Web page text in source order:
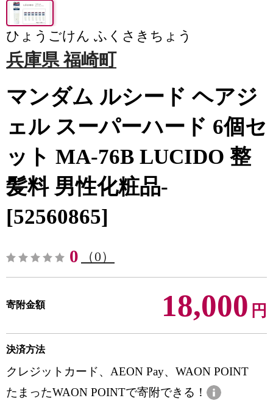
ひょうごけん ふくさきちょう
兵庫県 福崎町
マンダム ルシード ヘアジ
ェル スーパーハード 6個セ
ット MA-76B LUCIDO 整
髪料 男性化粧品-
[52560865]
0 （0）
寄附金額 18,000 円
決済方法
クレジットカード、AEON Pay、WAON POINT
たまったWAON POINTで寄附できる！